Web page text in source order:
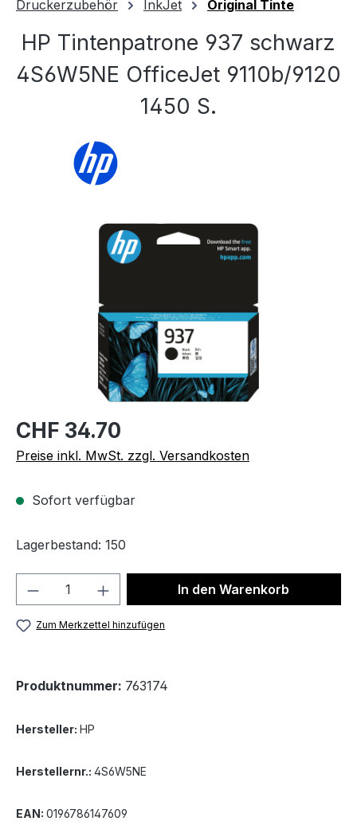
Druckerzubehör InkJet Original Tinte
HP Tintenpatrone 937 schwarz
4S6W5NE OfficeJet 9110b/9120
1450 S.
Bildergalerie überspringen
CHF 34.70
Preise inkl. MwSt. zzgl. Versandkosten
Sofort verfügbar
Lagerbestand: 150
Produkt Anzahl: Gib denIn den Warenkorb
Zum Merkzettel hinzufügen
Produktnummer: 763174
Hersteller: HP
Herstellernr.: 4S6W5NE
EAN: 0196786147609